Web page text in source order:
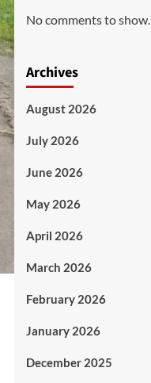
No comments to show.
Archives
August 2026
July 2026
June 2026
May 2026
April 2026
March 2026
February 2026
January 2026
December 2025